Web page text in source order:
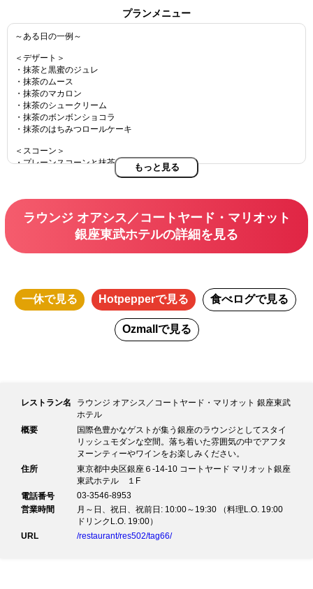
プランメニュー
～ある日の一例～
＜デザート＞
・抹茶と黒蜜のジュレ
・抹茶のムース
・抹茶のマカロン
・抹茶のシュークリーム
・抹茶のボンボンショコラ
・抹茶のはちみつロールケーキ
＜スコーン＞
・プレーンスコーンと抹茶のスコーン
・苺ジャム、レモンカード、クロテッドクリーム
・ほうれん草と3種のチーズのキッシュ
・スモークサーモンとクリームチーズのベーグル
-------------------------------
・セイロンティー
・インペリアルアールグレ－
・抹茶ラテ
もっと見る
ラウンジ オアシス／コートヤード・マリオット
銀座東武ホテルの詳細を見る
一休で見る Hotpepperで見る 食べログで見る
Ozmall で見る
レストラン名
ラウンジ オアシス／コートヤード・マリオット 銀座東武
ホテル
概要
国際色豊かなゲストが集う銀座のラウンジとしてスタイ
リッシュモダンな空間。落ち着いた雰囲気の中でアフタ
ヌーンティーやワインをお楽しみください。
住所
東京都中央区銀座６-14-10 コートヤード マリオット銀座
東武ホテル １F
電話番号
03-3546-8953
営業時間
月～日、祝日、祝前日: 10:00～19:30 （料理L.O. 19:00
ドリンクL.O. 19:00）
URL
/restaurant/res502/tag66/